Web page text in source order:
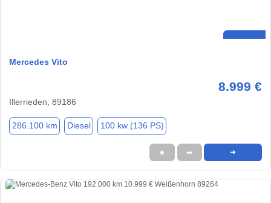
Mercedes Vito
8.999 €
Illerrieden, 89186
286.100 km Diesel 100 kw (136 PS)
★ ➦ ➜